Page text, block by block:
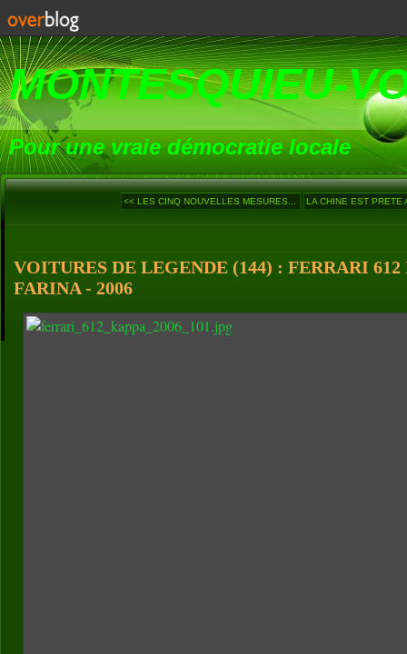
MONTESQUIEU-
Pour une vraie démocratie locale
<< LES CINQ NOUVELLES MESURES... LA CHINE EST PRETE
VOITURES DE LEGENDE (144) : FERRARI
FARINA - 2006